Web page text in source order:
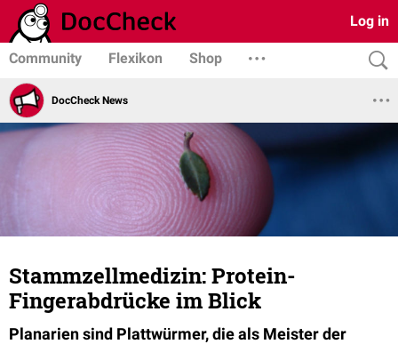
Log in
Community Flexikon Shop
DocCheck News
Stammzellmedizin: Protein-
Fingerabdrücke im Blick
Planarien sind Plattwürmer, die als Meister der